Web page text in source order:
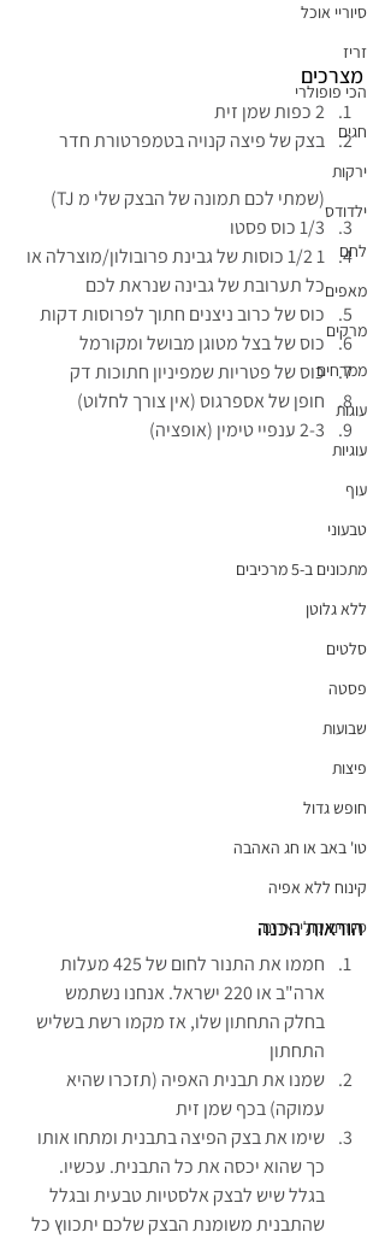
סיוריי אוכל
זריז
הכי פופולרי
חגים
ירקות
ילדודס
לחם
מאפים
מרקים
ממרחים
עוגות
עוגיות
עוף
טבעוני
מתכונים ב-5 מרכיבים
ללא גלוטן
סלטים
פסטה
שבועות
פיצות
חופש גדול
טו' באב או חג האהבה
קינוח ללא אפיה
סיורים קולינארים
מצרכים
2 כפות שמן זית
בצק של פיצה קנויה בטמפרטורת חדר
(שמתי לכם תמונה של הבצק שלי מ TJ)
1/3 כוס פסטו
1 1/2 כוסות של גבינת פרובולון/מוצרלה או
כל תערובת של גבינה שנראת לכם
כוס של כרוב ניצנים חתוך לפרוסות דקות
כוס של בצל מטוגן מבושל ומקורמל
כוס של פטריות שמפיניון חתוכות דק
חופן של אספרגוס (אין צורך לחלוט)
2-3 ענפיי טימין (אופציה)
הוראות הכנה
חממו את התנור לחום של 425 מעלות
ארה"ב או 220 ישראל. אנחנו נשתמש
בחלק התחתון שלו, אז מקמו רשת בשליש
התחתון
שמנו את תבנית האפיה (תזכרו שהיא
עמוקה) בכף שמן זית
שימו את בצק הפיצה בתבנית ומתחו אותו
כך שהוא יכסה את כל התבנית. עכשיו.
בגלל שיש לבצק אלסטיות טבעית ובגלל
שהתבנית משומנת הבצק שלכם יתכווץ כל